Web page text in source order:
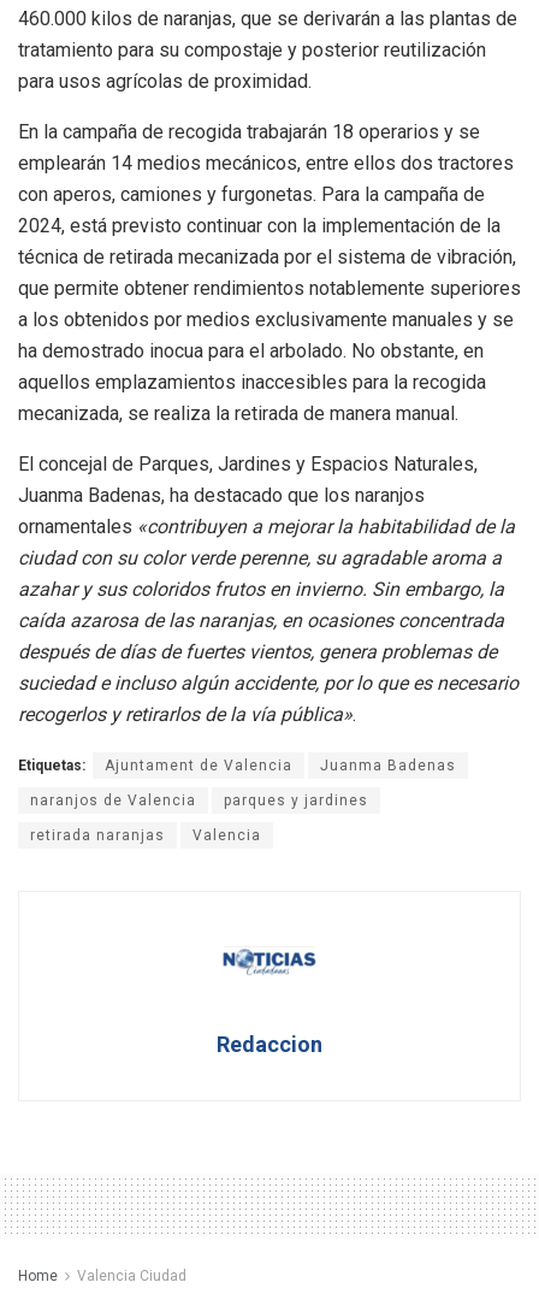
460.000 kilos de naranjas, que se derivarán a las plantas de
tratamiento para su compostaje y posterior reutilización
para usos agrícolas de proximidad.
En la campaña de recogida trabajarán 18 operarios y se
emplearán 14 medios mecánicos, entre ellos dos tractores
con aperos, camiones y furgonetas. Para la campaña de
2024, está previsto continuar con la implementación de la
técnica de retirada mecanizada por el sistema de vibración,
que permite obtener rendimientos notablemente superiores
a los obtenidos por medios exclusivamente manuales y se
ha demostrado inocua para el arbolado. No obstante, en
aquellos emplazamientos inaccesibles para la recogida
mecanizada, se realiza la retirada de manera manual.
El concejal de Parques, Jardines y Espacios Naturales,
Juanma Badenas, ha destacado que los naranjos
ornamentales «contribuyen a mejorar la habitabilidad de la
ciudad con su color verde perenne, su agradable aroma a
azahar y sus coloridos frutos en invierno. Sin embargo, la
caída azarosa de las naranjas, en ocasiones concentrada
después de días de fuertes vientos, genera problemas de
suciedad e incluso algún accidente, por lo que es necesario
recogerlos y retirarlos de la vía pública».
Etiquetas: Ajuntament de Valencia Juanma Badenas
naranjos de Valencia parques y jardines
retirada naranjas Valencia
Redaccion
Home Valencia Ciudad